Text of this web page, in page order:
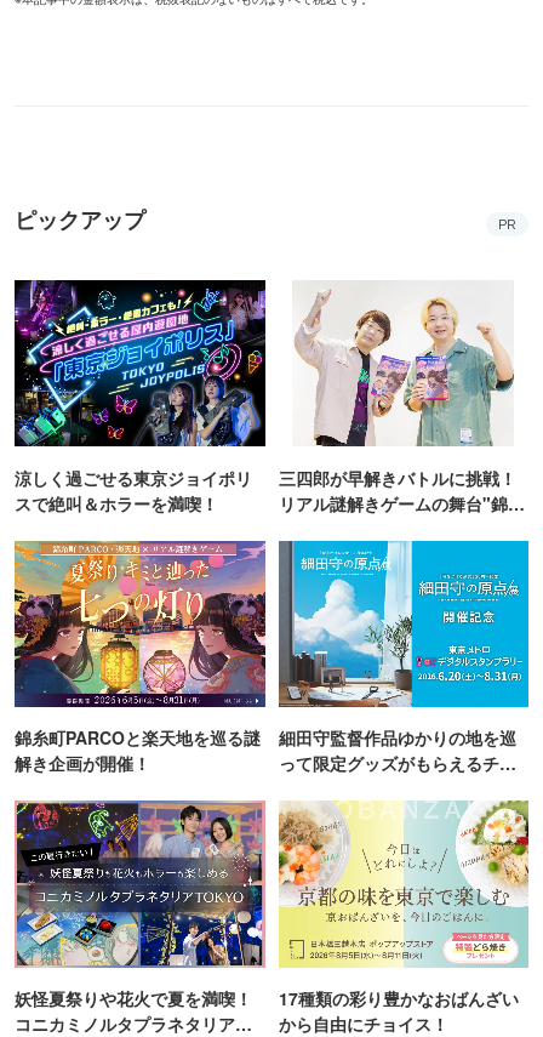
ピックアップ PR
涼しく過ごせる東京ジョイポリ
スで絶叫＆ホラーを満喫！
三四郎が早解きバトルに挑戦！
リアル謎解きゲームの舞台"錦糸
錦糸町PARCOと楽天地を巡る謎
解き企画が開催！
細田守監督作品ゆかりの地を巡
って限定グッズがもらえるチャ
妖怪夏祭りや花火で夏を満喫！
コニカミノルタプラネタリア
17種類の彩り豊かなおばんざい
から自由にチョイス！